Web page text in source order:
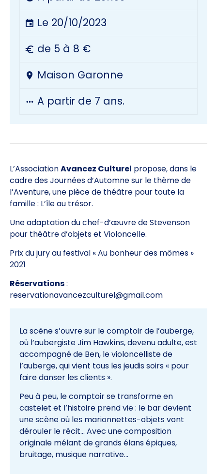
Le 20/10/2023
de 5 à 8 €
Maison Garonne
A partir de 7 ans.
L’AssociationAvancez Culturel propose, dans le
cadre des Journées d’Automne sur le thème de
l’Aventure, une pièce de théâtre pour toute la
famille : L’île au trésor.
Une adaptation du chef-d’œuvre de Stevenson
pour théâtre d’objets et Violoncelle.
Prix du jury au festival « Au bonheur des mômes »
2021
Réservations:
reservationavancezculturel@gmail.com
La scène s’ouvre sur le comptoir de l’auberge,
où l’aubergiste Jim Hawkins, devenu adulte, est
accompagné de Ben, le violoncelliste de
l’auberge, qui vient tous les jeudis soirs « pour
faire danser les clients ».
Peu à peu, le comptoir se transforme en
castelet et l’histoire prend vie : le bar devient
une scène où les marionnettes-objets vont
dérouler le récit… Avec une composition
originale mélant de grands élans épiques,
bruitage, musique narrative…